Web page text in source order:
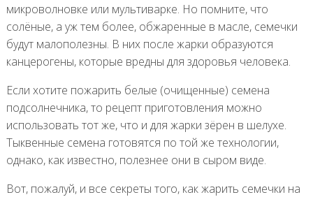
микроволновке или мультиварке. Но помните, что
солёные, а уж тем более, обжаренные в масле, семечки
будут малополезны. В них после жарки образуются
канцерогены, которые вредны для здоровья человека.
Если хотите пожарить белые (очищенные) семена
подсолнечника, то рецепт приготовления можно
использовать тот же, что и для жарки зёрен в шелухе.
Тыквенные семена готовятся по той же технологии,
однако, как известно, полезнее они в сыром виде.
Вот, пожалуй, и все секреты того, как жарить семечки на